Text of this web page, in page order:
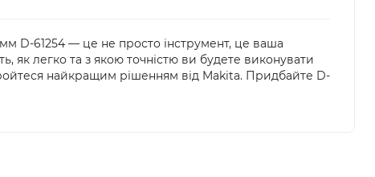
D-61254 — це не просто інструмент, це ваша
як легко та з якою точністю ви будете виконувати
найкращим рішенням від Makita. Придбайте D-